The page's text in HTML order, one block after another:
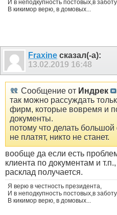
И в неподкупность постовых,в
В кикимор верю, в домовых...
Fraxine сказал(-а):
13.02.2019 16:48
Сообщение от Индрек
так можно рассуждать
фирм, которые вовремя и
документы.
потому что делать
не платят, никто не станет.
вообще да если есть
клиента по документам и
расклад получается.
Я верю в честность президента,
И в неподкупность постовых,в
В кикимор верю, в домовых...